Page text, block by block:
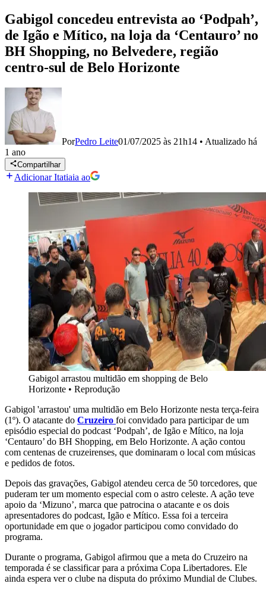
Gabigol concedeu entrevista ao ‘Podpah’,
de Igão e Mítico, na loja da ‘Centauro’ no
BH Shopping, no Belvedere, região
centro-sul de Belo Horizonte
PorPedro Leite01/07/2025 às 21h14 • Atualizado há
1 ano
Compartilhar
Adicionar Itatiaia ao
Gabigol arrastou multidão em shopping de Belo
Horizonte • Reprodução
Gabigol 'arrastou' uma multidão em Belo Horizonte nesta terça-feira
(1º). O atacante do Cruzeiro foi convidado para participar de um
episódio especial do podcast ‘Podpah’, de Igão e Mítico, na loja
‘Centauro’ do BH Shopping, em Belo Horizonte. A ação contou
com centenas de cruzeirenses, que dominaram o local com músicas
e pedidos de fotos.
Depois das gravações, Gabigol atendeu cerca de 50 torcedores, que
puderam ter um momento especial com o astro celeste. A ação teve
apoio da ‘Mizuno’, marca que patrocina o atacante e os dois
apresentadores do podcast, Igão e Mítico. Essa foi a terceira
oportunidade em que o jogador participou como convidado do
programa.
Durante o programa, Gabigol afirmou que a meta do Cruzeiro na
temporada é se classificar para a próxima Copa Libertadores. Ele
ainda espera ver o clube na disputa do próximo Mundial de Clubes.